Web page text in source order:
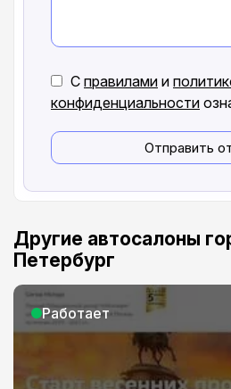
С правилами и
конфиденциальности
Отправить
Другие автосалоны
Петербург
Работает